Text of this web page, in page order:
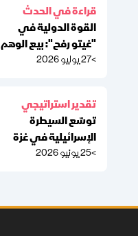
قراءة في الحدث
القوة الدولية في
"غيتو رفح": بيع الوهم
للعالم وتكريس
>27 يوليو 2026
تقدير استراتيجي
توسّع السيطرة
الإسرائيلية في غزة
بوصفه إعداداً
>25 يونيو 2026